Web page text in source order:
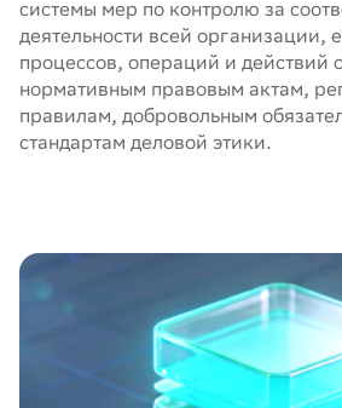
системы мер по контролю за
деятельности всей организации,
процессов, операций и действий
нормативным правовым актам,
правилам, добровольным
стандартам деловой этики.